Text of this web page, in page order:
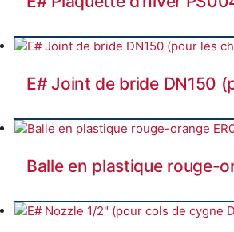
E# Joint de bride DN150
Balle en plastique rouge-